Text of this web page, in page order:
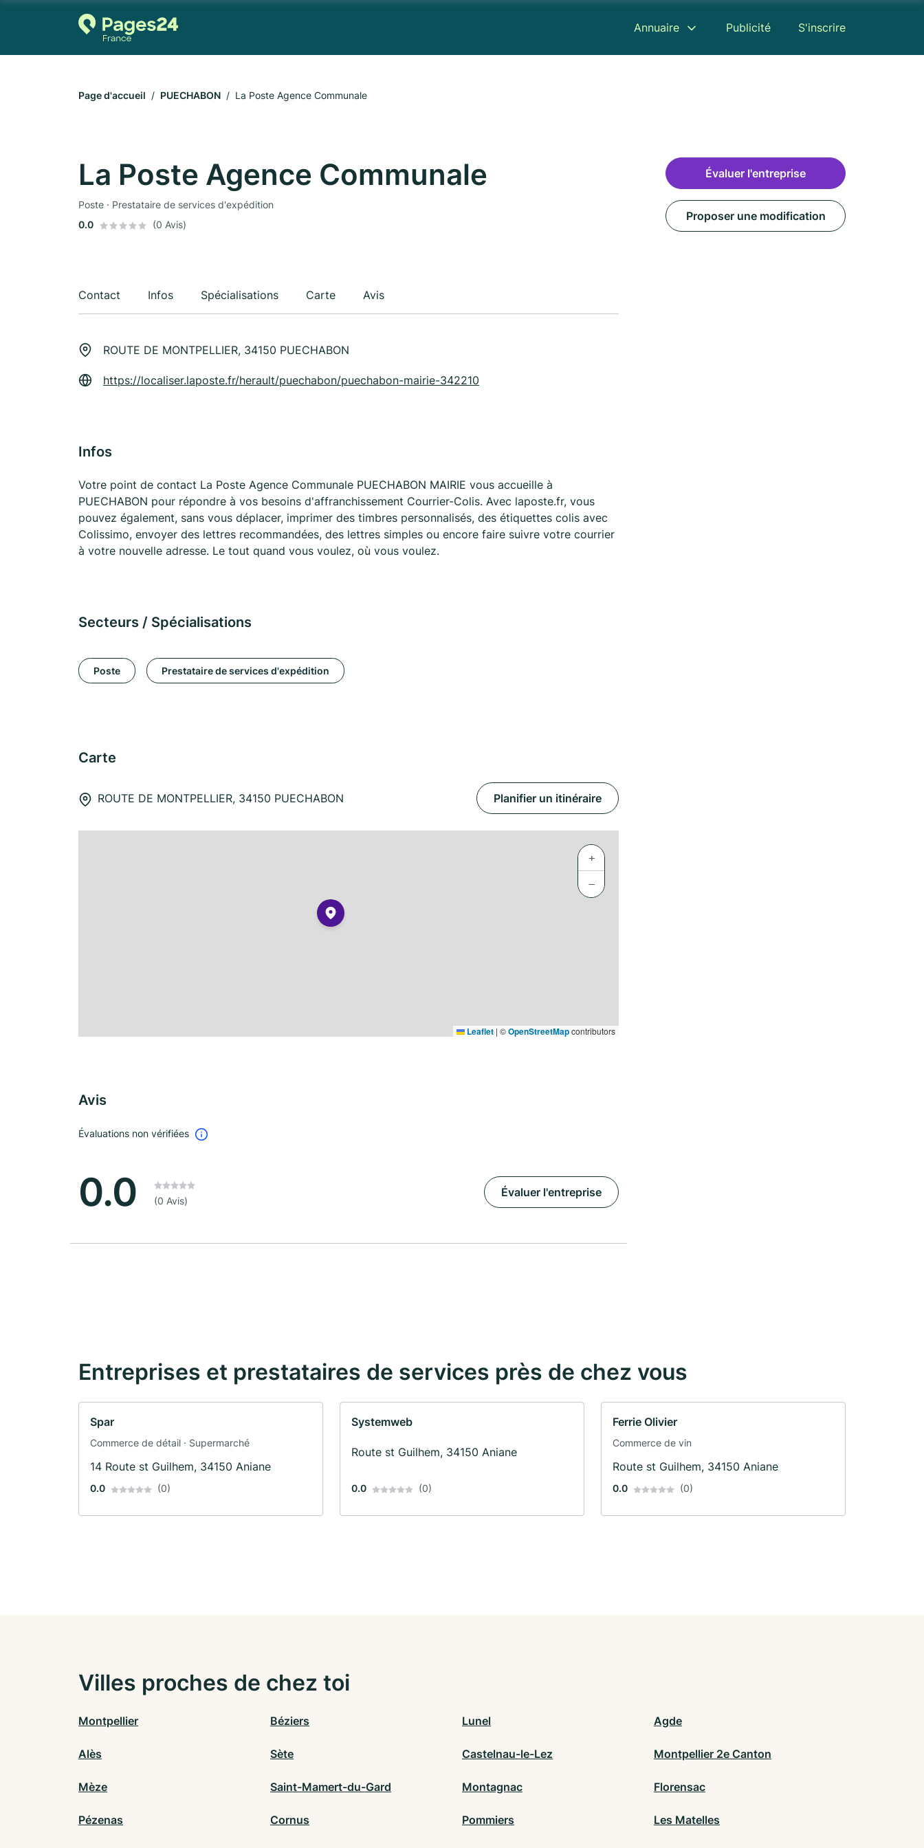
Annuaire Publicité S'inscrire
Page d'accueil PUECHABON La Poste Agence Communale
La Poste Agence Communale
Poste · Prestataire de services d'expédition
0.0
(0 Avis)
Contact Infos Spécialisations Carte Avis
ROUTE DE MONTPELLIER, 34150 PUECHABON
https://localiser.laposte.fr/herault/puechabon/puechabon-mairie-342210
Infos
Votre point de contact La Poste Agence Communale PUECHABON MAIRIE vous accueille à
PUECHABON pour répondre à vos besoins d'affranchissement Courrier-Colis. Avec laposte.fr, vous
pouvez également, sans vous déplacer, imprimer des timbres personnalisés, des étiquettes colis avec
Colissimo, envoyer des lettres recommandées, des lettres simples ou encore faire suivre votre courrier
à votre nouvelle adresse. Le tout quand vous voulez, où vous voulez.
Secteurs / Spécialisations
Poste Prestataire de services d'expédition
Carte
ROUTE DE MONTPELLIER, 34150 PUECHABON Planifier un itinéraire
+
−
Leaflet | ©OpenStreetMapcontributors
Avis
Évaluations non vérifiées
0.0 (0 Avis)
Évaluer l'entreprise
Évaluer l'entreprise
Proposer une modification
Entreprises et prestataires de services près de chez vous
Spar
Commerce de détail · Supermarché
14 Route st Guilhem, 34150 Aniane
0.0 (0)
Systemweb
Route st Guilhem, 34150 Aniane
0.0 (0)
Ferrie Olivier
Commerce de vin
Route st Guilhem, 34150 Aniane
0.0 (0)
Villes proches de chez toi
Montpellier Béziers Lunel Agde
Alès Sète Castelnau-le-Lez Montpellier 2e Canton
Mèze Saint-Mamert-du-Gard Montagnac Florensac
Pézenas Cornus Pommiers Les Matelles